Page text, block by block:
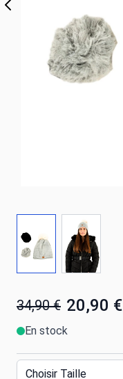
34,90 € 20,90 €
En stock